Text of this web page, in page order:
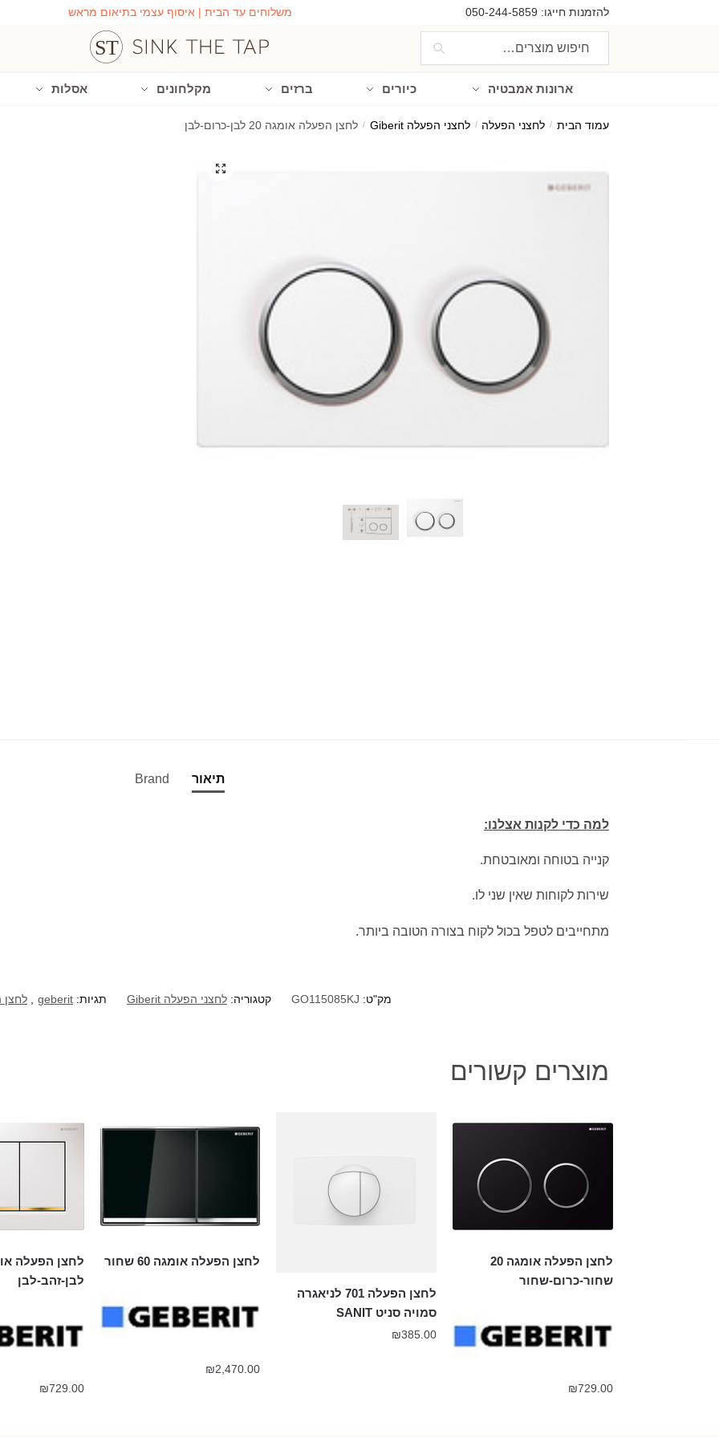
להזמנות חייגו: 050-244-5859 משלוחים עד הבית | איסוף עצמי בתיאום מראש
חיפוש
ארונות אמבטיה כיורים ברזים מקלחונים אסלות
עמוד הבית / לחצני הפעלה / לחצני הפעלה Giberit / לחצן הפעלה אומגה 20 לבן-כרום-לבן
תיאור Brand
למה כדי לקנות אצלנו:
קנייה בטוחה ומאובטחת.
שירות לקוחות שאין שני לו.
מתחייבים לטפל בכול לקוח בצורה הטובה ביותר.
מק"ט: GO115085KJ קטגוריה: לחצני הפעלה Giberit תגיות: geberit לחצן
מוצרים קשורים
לחצן הפעלה אומגה 20
שחור-כרום-שחור
₪729.00
לחצן הפעלה 701 לניאגרה
סמויה סניט SANIT
₪385.00
לחצן הפעלה אומגה 60 שחור
₪2,470.00
לבן-זהב-לבן
₪729.00